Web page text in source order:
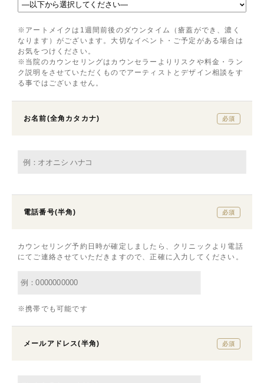
※アートメイクは1週間前後のダウンタイム（瘡蓋ができ、濃く
なります）がございます。大切なイベント・ご予定がある場合は
お気をつけください。
※当院のカウンセリングはカウンセラーよりリスクや料金・ラン
ク説明をさせていただくものでアーティストとデザイン相談をす
る事ではございません。
お名前(全角カタカナ) 必須
電話番号(半角) 必須
カウンセリング予約日時が確定しましたら、クリニックより電話
にてご連絡させていただきますので、正確に入力してください。
※携帯でも可能です
メールアドレス(半角) 必須